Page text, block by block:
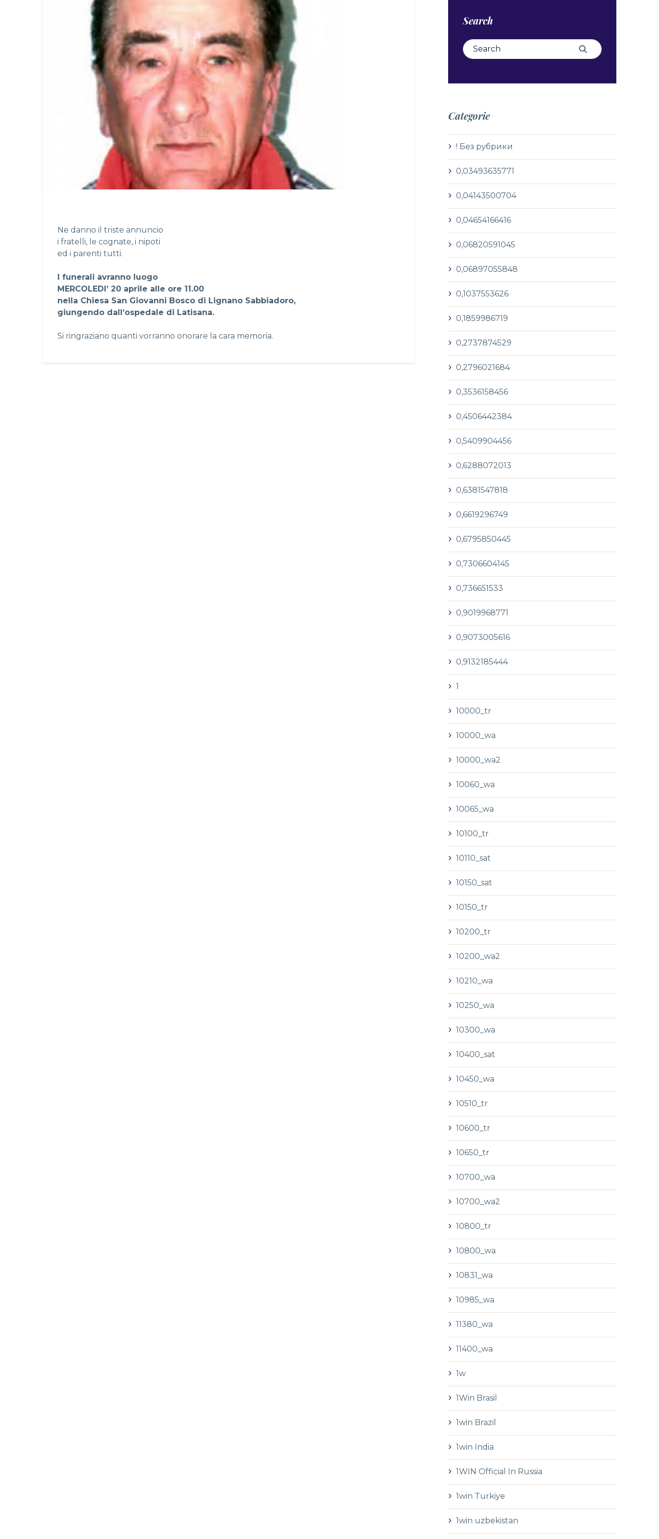
Ne danno il triste annuncio
i fratelli, le cognate, i nipoti
ed i parenti tutti.
I funerali avranno luogo
MERCOLEDI’ 20 aprile alle ore 11.00
nella Chiesa San Giovanni Bosco di Lignano Sabbiadoro,
giungendo dall’ospedale di Latisana.
Si ringraziano quanti vorranno onorare la cara memoria.
Search
Search for: Search
Categorie
! Без рубрики
0,03493635771
0,04143500704
0,04654166416
0,06820591045
0,06897055848
0,1037553626
0,1859986719
0,2737874529
0,2796021684
0,3536158456
0,4506442384
0,5409904456
0,6288072013
0,6381547818
0,6619296749
0,6795850445
0,7306604145
0,736651533
0,9019968771
0,9073005616
0,9132185444
1
10000_tr
10000_wa
10000_wa2
10060_wa
10065_wa
10100_tr
10110_sat
10150_sat
10150_tr
10200_tr
10200_wa2
10210_wa
10250_wa
10300_wa
10400_sat
10450_wa
10510_tr
10600_tr
10650_tr
10700_wa
10700_wa2
10800_tr
10800_wa
10831_wa
10985_wa
11380_wa
11400_wa
1w
1Win Brasil
1win Brazil
1win India
1WIN Official In Russia
1win Turkiye
1win uzbekistan